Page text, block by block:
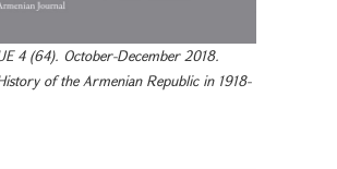
4 (64). October-December 2018.
of the Armenian Republic in 1918-